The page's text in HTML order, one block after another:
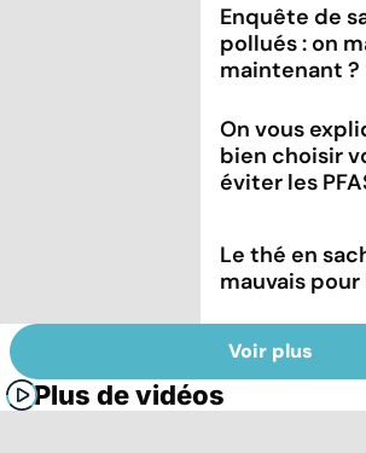
Enquête de
pollués : on
maintenant ?
On vous
bien choisir
éviter les
Le thé en
mauvais pour
Voir plus
Plus de vidéos